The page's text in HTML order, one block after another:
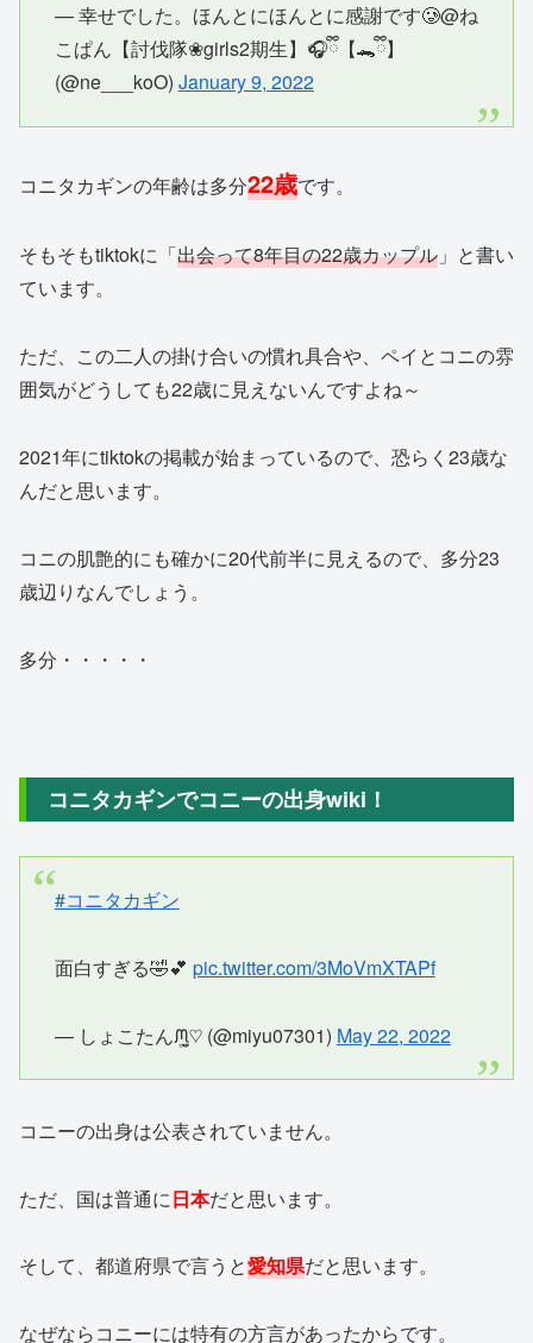
— 幸せでした。ほんとにほんとに感謝です🥲@ね
こぱん【討伐隊❀girls2期生】🎧ྀི【🐊ྀི】
(@ne___koO) January 9, 2022
コニタカギンの年齢は多分22歳です。
そもそもtiktokに「出会って8年目の22歳カップル 」と書い
ています。
ただ、この二人の掛け合いの慣れ具合や、ペイとコニの雰
囲気がどうしても22歳に見えないんですよね～
2021年にtiktokの掲載が始まっているので、恐らく23歳な
んだと思います。
コニの肌艶的にも確かに20代前半に見えるので、多分23
歳辺りなんでしょう。
多分・・・・・
コニタカギンでコニーの出身wiki！
#コニタカギン
面白すぎる🤣💕 pic.twitter.com/3MoVmXTAPf
— しょこたんᙏ̤̫͚♡ (@miyu07301) May 22, 2022
コニーの出身は公表されていません。
ただ、国は普通に日本だと思います。
そして、都道府県で言うと愛知県だと思います。
なぜならコニーには特有の方言があったからです。